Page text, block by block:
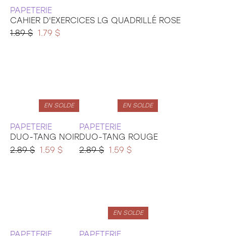
PAPETERIE
CAHIER D'EXERCICES LG QUADRILLÉ ROSE
1.89 $ 1.79 $
EN SOLDE
PAPETERIE
DUO-TANG NOIR
2.89 $ 1.59 $
EN SOLDE
PAPETERIE
DUO-TANG ROUGE
2.89 $ 1.59 $
EN SOLDE